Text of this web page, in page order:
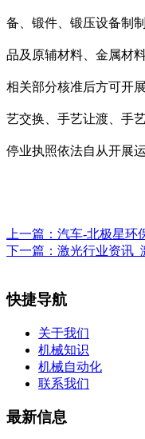
备、锻件、锻压设备制
品及原辅材料、金属材
相关部分核准后方可开
艺交换、手艺让渡、手
停业执照依法自从开展
上一篇： 汽车-北极星环
下一篇： 激光行业资讯_
快捷导航
关于我们
机械知识
机械自动化
联系我们
最新信息